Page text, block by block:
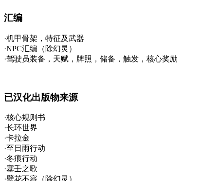
汇编
·机甲骨架，特征及武器
·NPC汇编（除幻灵）
·驾驶员装备，天赋，牌照，储备，触发，核心奖励
已汉化出版物来源
·核心规则书
·长环世界
·卡拉金
·至日雨行动
·冬痕行动
·塞壬之歌
·壁花不容（除幻灵）